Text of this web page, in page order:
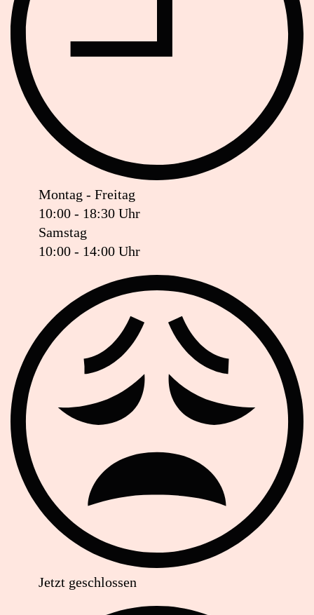
Montag - Freitag
10:00 - 18:30 Uhr
Samstag
10:00 - 14:00 Uhr
Ist das Geschäft jetzt geöffnet oder geschlossen?
Jetzt geschlossen